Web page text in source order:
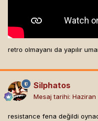
retro olmayanı da yapılır
Silphatos
Mesaj tarihi: Haziran
resistance fena değildi